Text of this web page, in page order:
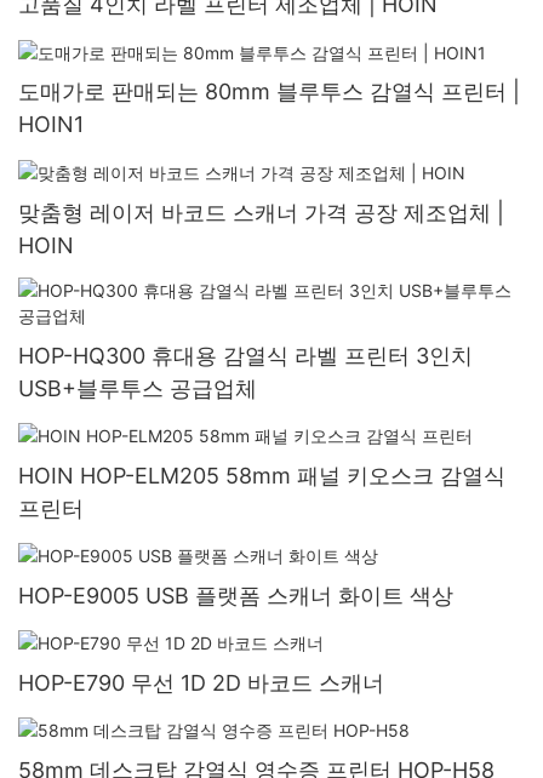
도매가로 판매되는 80mm 블루투스 감열식 프린터 |
HOIN1
맞춤형 레이저 바코드 스캐너 가격 공장 제조업체 |
HOIN
HOP-HQ300 휴대용 감열식 라벨 프린터 3인치
USB+블루투스 공급업체
HOIN HOP-ELM205 58mm 패널 키오스크 감열식
프린터
HOP-E9005 USB 플랫폼 스캐너 화이트 색상
HOP-E790 무선 1D 2D 바코드 스캐너
58mm 데스크탑 감열식 영수증 프린터 HOP-H58